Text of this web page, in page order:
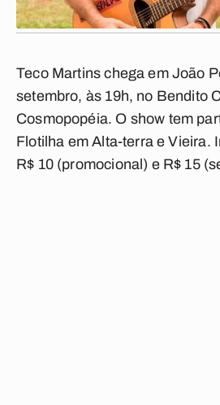
Teco Martins chega em João
setembro, às 19h, no Bendito
Cosmopopéia. O show tem
Flotilha em Alta-terra e Vieira.
R$ 10 (promocional) e R$ 15